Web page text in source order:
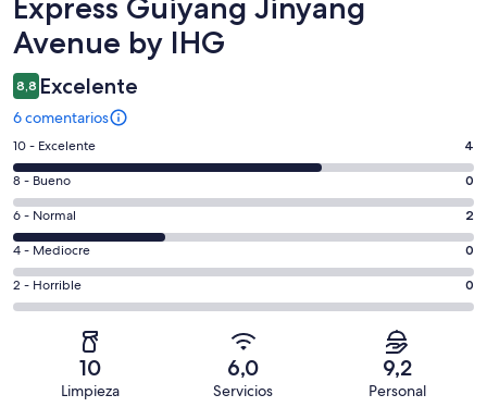
Express Guiyang Jinyang
Avenue by IHG
8,8 Excelente
6 comentarios
4
comentarios
de
un
total
de
6
con
puntuación
10 - Excelente 4
0
comentarios
de
un
total
de
puntuación
8 - Bueno 0
2
comentarios
de
un
total
6 - Normal 2
0
comentarios
de
4 - Mediocre 0
0
comentarios
2 - Horrible 0
10
Limpieza
6,0
Servicios
9,2
Personal